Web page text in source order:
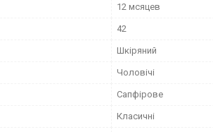
12 мсяцев
42
Шкіряний
Чоловічі
Сапфірове
Класичні